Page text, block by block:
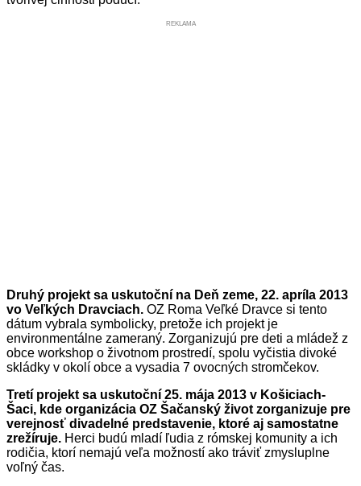
REKLAMA
Druhý projekt sa uskutoční na Deň zeme, 22. apríla 2013
vo Veľkých Dravciach. OZ Roma Veľké Dravce si tento
dátum vybrala symbolicky, pretože ich projekt je
environmentálne zameraný. Zorganizujú pre deti a mládež z
obce workshop o životnom prostredí, spolu vyčistia divoké
skládky v okolí obce a vysadia 7 ovocných stromčekov.
Tretí projekt sa uskutoční 25. mája 2013 v Košiciach-
Šaci, kde organizácia OZ Šačanský život zorganizuje pre
verejnosť divadelné predstavenie, ktoré aj samostatne
zrežíruje. Herci budú mladí ľudia z rómskej komunity a ich
rodičia, ktorí nemajú veľa možností ako tráviť zmysluplne
voľný čas.